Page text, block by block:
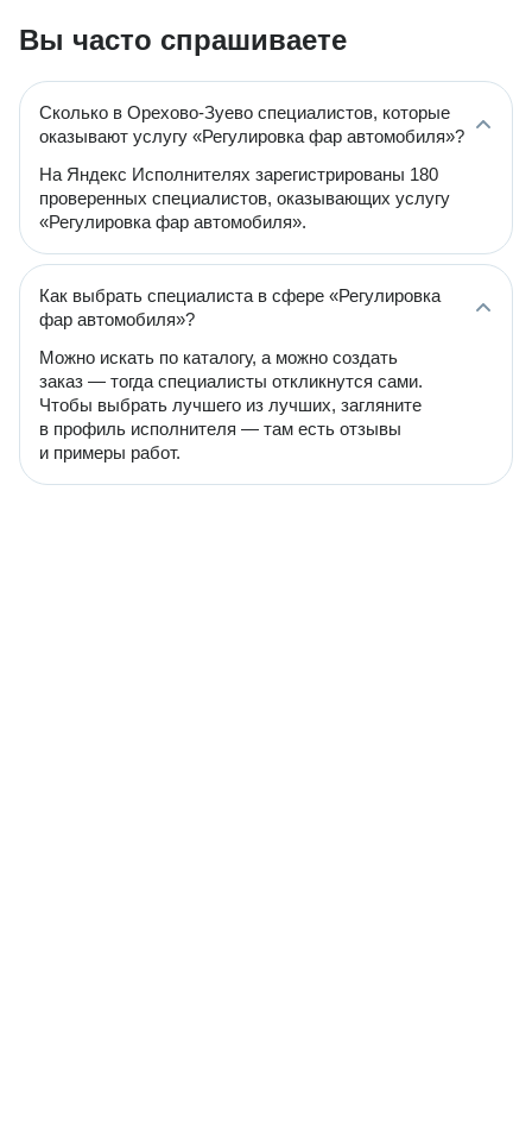
Вы часто спрашиваете
Сколько в Орехово-Зуево специалистов, которые
оказывают услугу «Регулировка фар автомобиля»?
На Яндекс Исполнителях зарегистрированы 180
проверенных специалистов, оказывающих услугу
«Регулировка фар автомобиля».
Как выбрать специалиста в сфере «Регулировка
фар автомобиля»?
Можно искать по каталогу, а можно создать
заказ — тогда специалисты откликнутся сами.
Чтобы выбрать лучшего из лучших, загляните
в профиль исполнителя — там есть отзывы
и примеры работ.